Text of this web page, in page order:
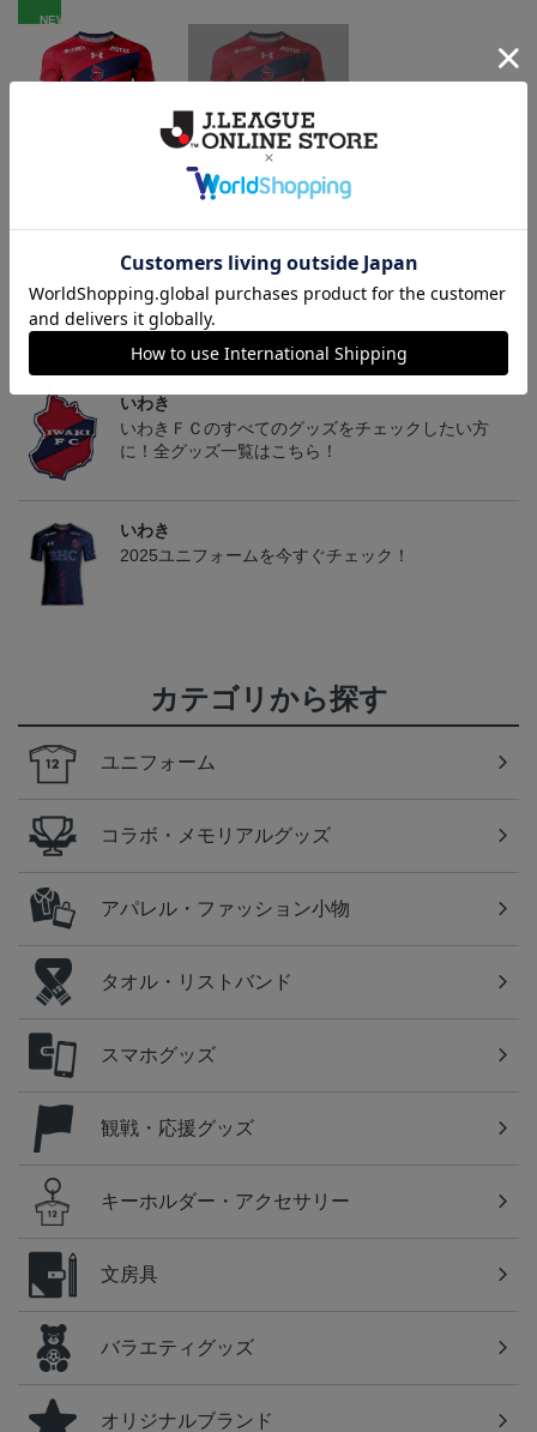
NEW
15,400円～19,800円
いわきFC 2026/27 1st オ
17,600円～22,000円 3,520円
いわき
いわきＦＣのすべてのグッズをチェックしたい方
に！全グッズ一覧はこちら！
いわき
2025ユニフォームを今すぐチェック！
カテゴリから探す
ユニフォーム
コラボ・メモリアルグッズ
アパレル・ファッション小物
タオル・リストバンド
スマホグッズ
観戦・応援グッズ
キーホルダー・アクセサリー
文房具
バラエティグッズ
オリジナルブランド